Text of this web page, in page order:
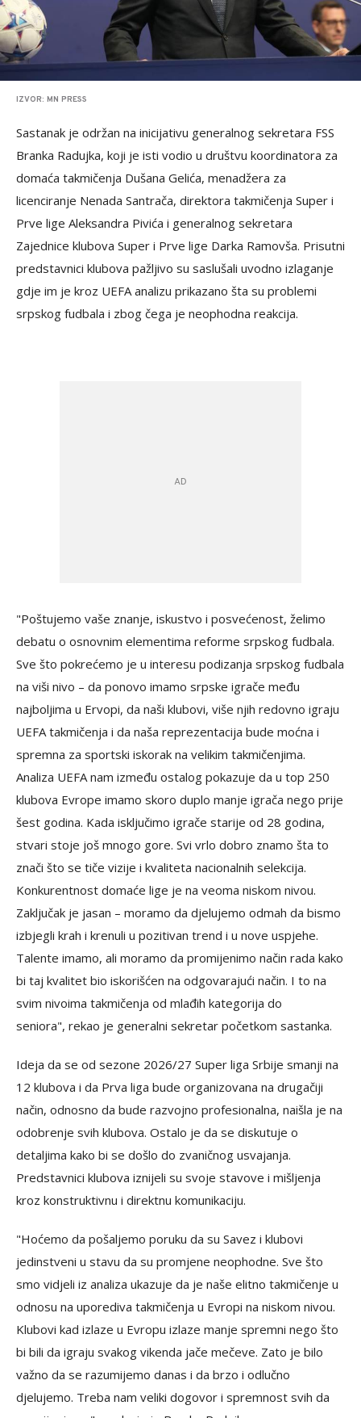
IZVOR: MN PRESS
Sastanak je održan na inicijativu generalnog sekretara FSS
Branka Radujka, koji je isti vodio u društvu koordinatora za
domaća takmičenja Dušana Gelića, menadžera za
licenciranje Nenada Santrača, direktora takmičenja Super i
Prve lige Aleksandra Pivića i generalnog sekretara
Zajednice klubova Super i Prve lige Darka Ramovša. Prisutni
predstavnici klubova pažljivo su saslušali uvodno izlaganje
gdje im je kroz UEFA analizu prikazano šta su problemi
srpskog fudbala i zbog čega je neophodna reakcija.
"Poštujemo vaše znanje, iskustvo i posvećenost, želimo
debatu o osnovnim elementima reforme srpskog fudbala.
Sve što pokrećemo je u interesu podizanja srpskog fudbala
na viši nivo – da ponovo imamo srpske igrače među
najboljima u Ervopi, da naši klubovi, više njih redovno igraju
UEFA takmičenja i da naša reprezentacija bude moćna i
spremna za sportski iskorak na velikim takmičenjima.
Analiza UEFA nam između ostalog pokazuje da u top 250
klubova Evrope imamo skoro duplo manje igrača nego prije
šest godina. Kada isključimo igrače starije od 28 godina,
stvari stoje još mnogo gore. Svi vrlo dobro znamo šta to
znači što se tiče vizije i kvaliteta nacionalnih selekcija.
Konkurentnost domaće lige je na veoma niskom nivou.
Zaključak je jasan – moramo da djelujemo odmah da bismo
izbjegli krah i krenuli u pozitivan trend i u nove uspjehe.
Talente imamo, ali moramo da promijenimo način rada kako
bi taj kvalitet bio iskorišćen na odgovarajući način. I to na
svim nivoima takmičenja od mlađih kategorija do
seniora", rekao je generalni sekretar početkom sastanka.
Ideja da se od sezone 2026/27 Super liga Srbije smanji na
12 klubova i da Prva liga bude organizovana na drugačiji
način, odnosno da bude razvojno profesionalna, naišla je na
odobrenje svih klubova. Ostalo je da se diskutuje o
detaljima kako bi se došlo do zvaničnog usvajanja.
Predstavnici klubova iznijeli su svoje stavove i mišljenja
kroz konstruktivnu i direktnu komunikaciju.
"Hoćemo da pošaljemo poruku da su Savez i klubovi
jedinstveni u stavu da su promjene neophodne. Sve što
smo vidjeli iz analiza ukazuje da je naše elitno takmičenje u
odnosu na uporediva takmičenja u Evropi na niskom nivou.
Klubovi kad izlaze u Evropu izlaze manje spremni nego što
bi bili da igraju svakog vikenda jače mečeve. Zato je bilo
važno da se razumijemo danas i da brzo i odlučno
djelujemo. Treba nam veliki dogovor i spremnost svih da